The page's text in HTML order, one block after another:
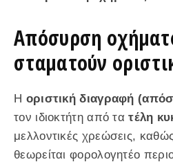
Απόσυρση
σταματούν
Η οριστική διαγραφή
τον ιδιοκτήτη από τατέλη
μελλοντικές χρεώσεις,
θεωρείται φορολογητέο